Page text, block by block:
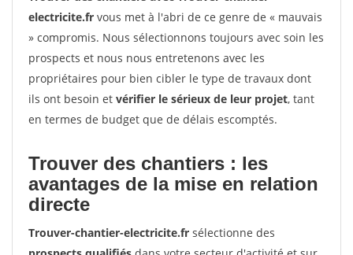
electricite.fr vous met à l'abri de ce genre de « mauvais
» compromis. Nous sélectionnons toujours avec soin les
prospects et nous nous entretenons avec les
propriétaires pour bien cibler le type de travaux dont
ils ont besoin et vérifier le sérieux de leur projet, tant
en termes de budget que de délais escomptés.
Trouver des chantiers : les
avantages de la mise en relation
directe
Trouver-chantier-electricite.fr sélectionne des